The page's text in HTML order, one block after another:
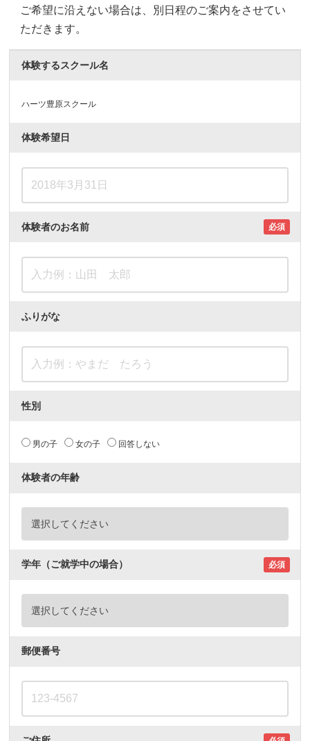
ご希望に沿えない場合は、別日程のご案内をさせてい
ただきます。
体験するスクール名
ハーツ豊原スクール
体験希望日
体験者のお名前 必須
ふりがな
性別
男の子 女の子 回答しない
体験者の年齢
学年（ご就学中の場合） 必須
郵便番号